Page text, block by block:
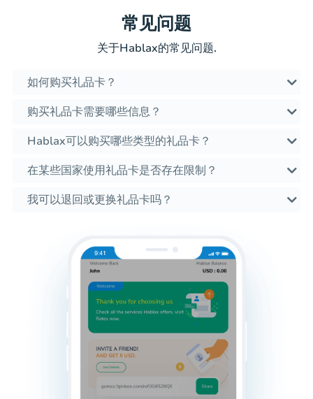
常见问题
关于Hablax的常见问题.
如何购买礼品卡？
购买礼品卡需要哪些信息？
Hablax可以购买哪些类型的礼品卡？
在某些国家使用礼品卡是否存在限制？
我可以退回或更换礼品卡吗？